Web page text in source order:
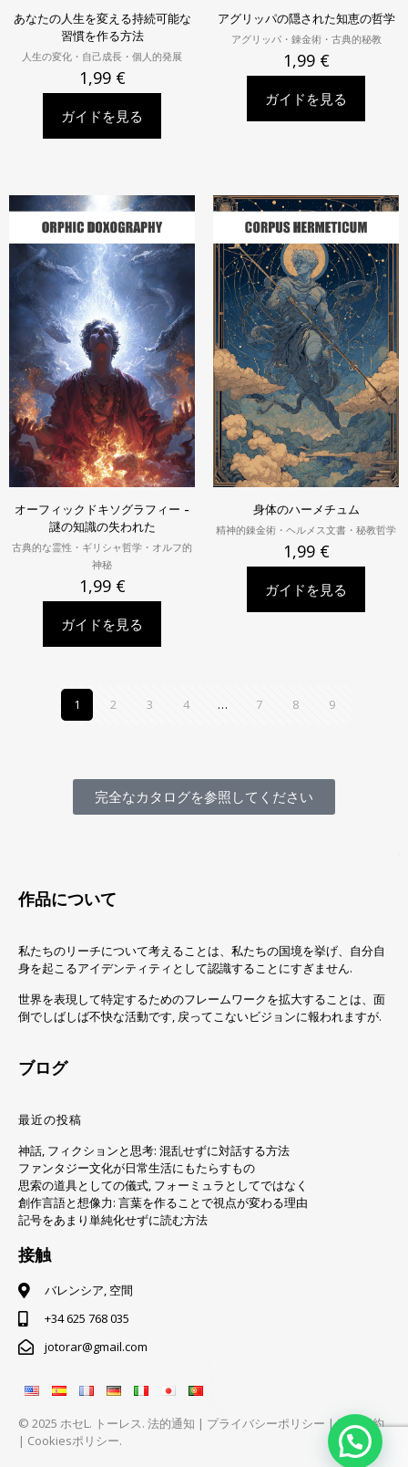
あなたの人生を変える持続可能な
習慣を作る方法
人生の変化・自己成長・個人的発展
1,99 €
ガイドを見る
アグリッパの隠された知恵の哲学
アグリッパ・錬金術・古典的秘教
1,99 €
ガイドを見る
オーフィックドキソグラフィー -
謎の知識の失われた
古典的な霊性・ギリシャ哲学・オルフ的
神秘
1,99 €
ガイドを見る
身体のハーメチュム
精神的錬金術・ヘルメス文書・秘教哲学
1,99 €
ガイドを見る
1 2 3 4 … 7 8 9
完全なカタログを参照してください
作品について
私たちのリーチについて考えることは、私たちの国境を挙げ、自分自
身を起こるアイデンティティとして認識することにすぎません.
世界を表現して特定するためのフレームワークを拡大することは、面
倒でしばしば不快な活動です, 戻ってこないビジョンに報われますが.
ブログ
最近の投稿
神話, フィクションと思考: 混乱せずに対話する方法
ファンタジー文化が日常生活にもたらすもの
思索の道具としての儀式, フォーミュラとしてではなく
創作言語と想像力: 言葉を作ることで視点が変わる理由
記号をあまり単純化せずに読む方法
接触
バレンシア, 空間
+34 625 768 035
jotorar@gmail.com
© 2025 ホセL. トーレス. 法的通知 | プライバシーポリシー |利用規約
| Cookiesポリシー.